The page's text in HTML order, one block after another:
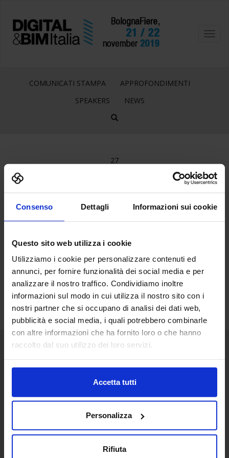
Consenso Dettagli Informazioni sui cookie
Questo sito web utilizza i cookie
Utilizziamo i cookie per personalizzare contenuti ed
annunci, per fornire funzionalità dei social media e per
analizzare il nostro traffico. Condividiamo inoltre
informazioni sul modo in cui utilizza il nostro sito con i
nostri partner che si occupano di analisi dei dati web,
pubblicità e social media, i quali potrebbero combinarle
con altre informazioni che ha fornito loro o che hanno
raccolto dal suo utilizzo dei loro servizi.
Accetta tutti
Personalizza
Rifiuta
COMUNICATI STAMPA
APPROFONDIMENTI
SPEAKERS
NEWS
27
OFFICE002_HEATMAP
+ 39 051.325511
Project and management